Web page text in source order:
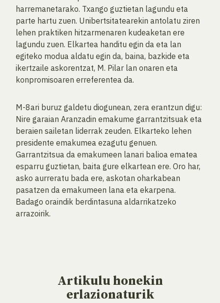
harremanetarako. Txango guztietan lagundu eta
parte hartu zuen. Unibertsitatearekin antolatu ziren
lehen praktiken hitzarmenaren kudeaketan ere
lagundu zuen. Elkartea handitu egin da eta lan
egiteko modua aldatu egin da, baina, bazkide eta
ikertzaile askorentzat, M. Pilar lan onaren eta
konpromisoaren erreferentea da.
M-8ari buruz galdetu diogunean, zera erantzun digu:
Nire garaian Aranzadin emakume garrantzitsuak eta
beraien sailetan liderrak zeuden. Elkarteko lehen
presidente emakumea ezagutu genuen.
Garrantzitsua da emakumeen lanari balioa ematea
esparru guztietan, baita gure elkartean ere. Oro har,
asko aurreratu bada ere, askotan oharkabean
pasatzen da emakumeen lana eta ekarpena.
Badago oraindik berdintasuna aldarrikatzeko
arrazoirik.
Artikulu honekin
erlazionaturik